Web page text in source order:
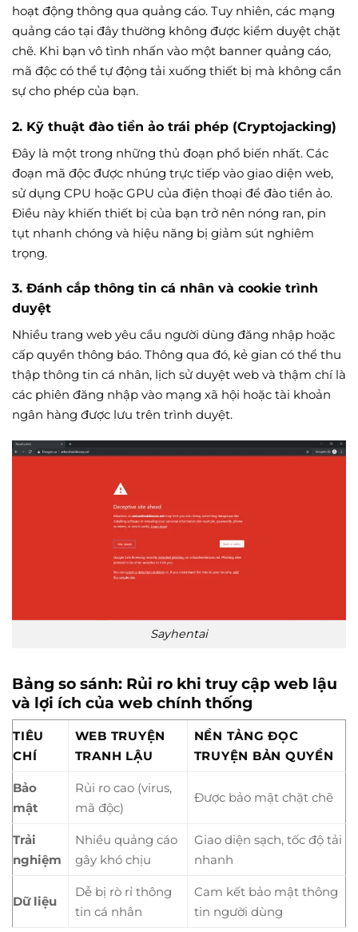
hoạt động thông qua quảng cáo. Tuy nhiên, các mạng
quảng cáo tại đây thường không được kiểm duyệt chặt
chẽ. Khi bạn vô tình nhấn vào một banner quảng cáo,
mã độc có thể tự động tải xuống thiết bị mà không cần
sự cho phép của bạn.
2. Kỹ thuật đào tiền ảo trái phép (Cryptojacking)
Đây là một trong những thủ đoạn phổ biến nhất. Các
đoạn mã độc được nhúng trực tiếp vào giao diện web,
sử dụng CPU hoặc GPU của điện thoại để đào tiền ảo.
Điều này khiến thiết bị của bạn trở nên nóng ran, pin
tụt nhanh chóng và hiệu năng bị giảm sút nghiêm
trọng.
3. Đánh cắp thông tin cá nhân và cookie trình
duyệt
Nhiều trang web yêu cầu người dùng đăng nhập hoặc
cấp quyền thông báo. Thông qua đó, kẻ gian có thể thu
thập thông tin cá nhân, lịch sử duyệt web và thậm chí là
các phiên đăng nhập vào mạng xã hội hoặc tài khoản
ngân hàng được lưu trên trình duyệt.
Sayhentai
Bảng so sánh: Rủi ro khi truy cập web lậu
và lợi ích của web chính thống
TIÊU
CHÍ
WEB TRUYỆN
TRANH LẬU
NỀN TẢNG ĐỌC
TRUYỆN BẢN QUYỀN
Bảo
mật
Rủi ro cao (virus,
mã độc)
Được bảo mật chặt chẽ
Trải
nghiệm
Nhiều quảng cáo
gây khó chịu
Giao diện sạch, tốc độ tải
nhanh
Dữ liệu
Dễ bị rò rỉ thông
tin cá nhân
Cam kết bảo mật thông
tin người dùng